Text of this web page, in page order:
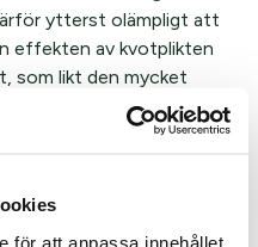
för att anpassa innehållet
ytterst olämpligt att
effekten av kvotplikten
som likt den mycket
kommer kunna
fossil, återvunnen eller
kan fortsätta elda upp